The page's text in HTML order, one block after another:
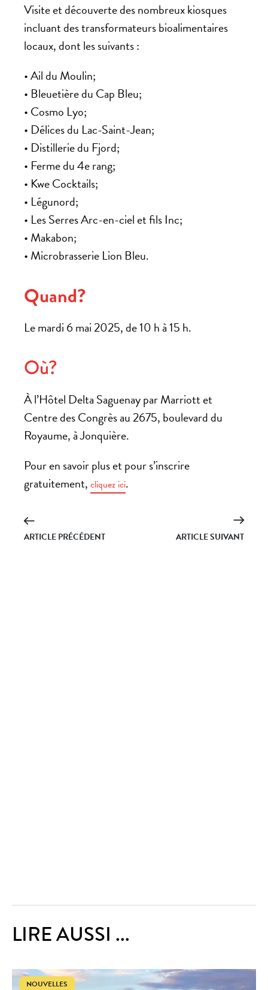
Visite et découverte des nombreux kiosques
incluant des transformateurs bioalimentaires
locaux, dont les suivants :
• Ail du Moulin;
• Bleuetière du Cap Bleu;
• Cosmo Lyo;
• Délices du Lac-Saint-Jean;
• Distillerie du Fjord;
• Ferme du 4e rang;
• Kwe Cocktails;
• Légunord;
• Les Serres Arc-en-ciel et fils Inc;
• Makabon;
• Microbrasserie Lion Bleu.
Quand?
Le mardi 6 mai 2025, de 10 h à 15 h.
Où?
À l’Hôtel Delta Saguenay par Marriott et
Centre des Congrès au 2675, boulevard du
Royaume, à Jonquière.
Pour en savoir plus et pour s’inscrire
gratuitement, cliquez ici.
ARTICLE PRÉCÉDENT ARTICLE SUIVANT
LIRE AUSSI ...
NOUVELLES